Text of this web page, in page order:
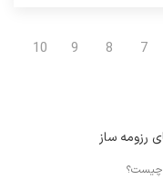
7
8
9
10
رزومه ساز
چیست؟